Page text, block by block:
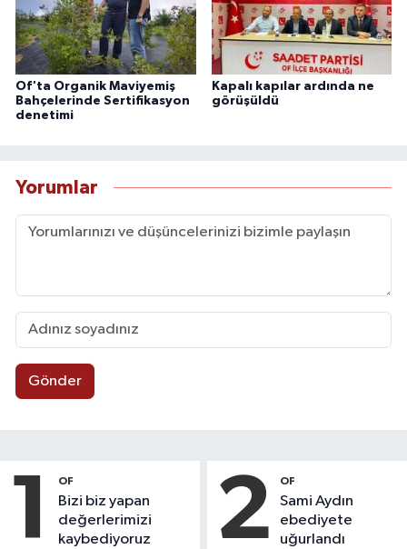
Of'ta Organik Maviyemiş
Bahçelerinde Sertifikasyon
denetimi
Kapalı kapılar ardında ne
görüşüldü
Yorumlar
Gönder
1 OF
Bizi biz yapan
değerlerimizi
kaybediyoruz
2 OF
Sami Aydın
ebediyete
uğurlandı